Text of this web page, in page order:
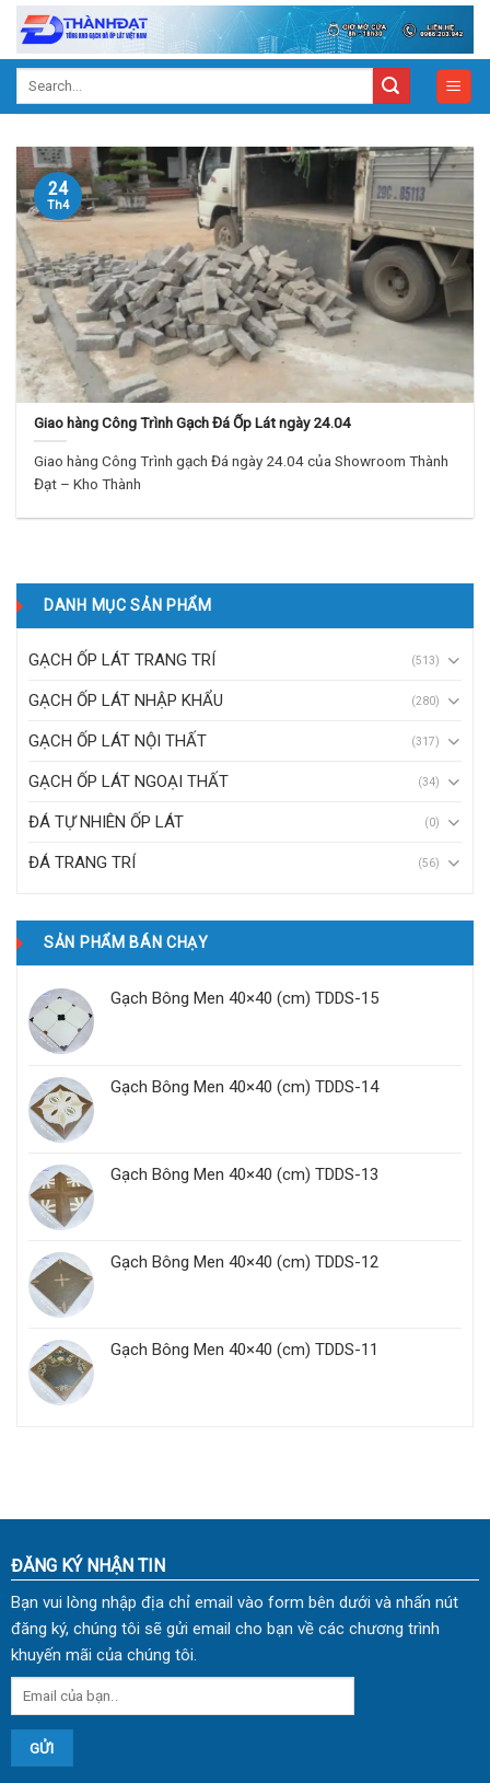
Skip
content
DANH MỤC SẢN PHẨM
GẠCH ỐP LÁT TRANG TRÍ (513)
GẠCH ỐP LÁT NHẬP KHẨU (280)
GẠCH ỐP LÁT NỘI THẤT (317)
GẠCH ỐP LÁT NGOẠI THẤT (34)
ĐÁ TỰ NHIÊN ỐP LÁT (0)
ĐÁ TRANG TRÍ (56)
SẢN PHẨM BÁN CHẠY
Gạch Bông Men 40×40 (cm) TDDS-15
Gạch Bông Men 40×40 (cm) TDDS-14
Gạch Bông Men 40×40 (cm) TDDS-13
Gạch Bông Men 40×40 (cm) TDDS-12
Gạch Bông Men 40×40 (cm) TDDS-11
Giao hàng Công Trình Gạch Đá Ốp Lát ngày 24.04
Giao hàng Công Trình gạch Đá ngày 24.04 của Showroom Thành
Đạt – Kho Thành
24
Th4
ĐĂNG KÝ NHẬN TIN
Bạn vui lòng nhập địa chỉ email vào form bên dưới và nhấn nút
đăng ký, chúng tôi sẽ gửi email cho bạn về các chương trình
khuyến mãi của chúng tôi.